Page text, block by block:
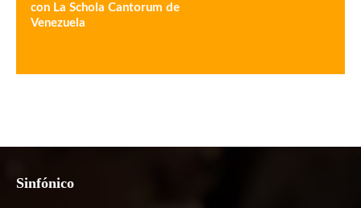
con La Schola Cantorum de
Venezuela
Sinfónico